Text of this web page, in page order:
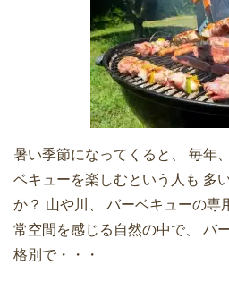
暑い季節になってくると、 毎年
ベキューを楽しむという人も 多
か？ 山や川、 バーベキューの専
常空間を感じる自然の中で、 バ
格別で・・・